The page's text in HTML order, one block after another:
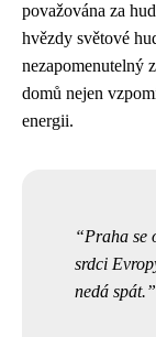
považována za
hvězdy světové
nezapomenutelný
domů nejen
energii.
Praha se
srdci
nedá spát.